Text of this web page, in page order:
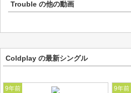
Trouble の他の動画
Coldplay の最新シングル
9年前
9年前